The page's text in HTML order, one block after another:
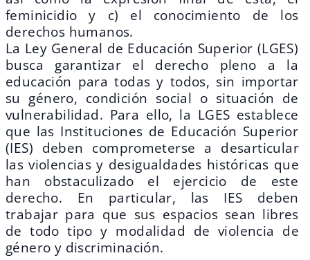
feminicidio y c) el conocimiento de los
derechos humanos.
La Ley General de Educación Superior (LGES)
busca garantizar el derecho pleno a la
educación para todas y todos, sin importar
su género, condición social o situación de
vulnerabilidad. Para ello, la LGES establece
que las Instituciones de Educación Superior
(IES) deben comprometerse a desarticular
las violencias y desigualdades históricas que
han obstaculizado el ejercicio de este
derecho. En particular, las IES deben
trabajar para que sus espacios sean libres
de todo tipo y modalidad de violencia de
género y discriminación.